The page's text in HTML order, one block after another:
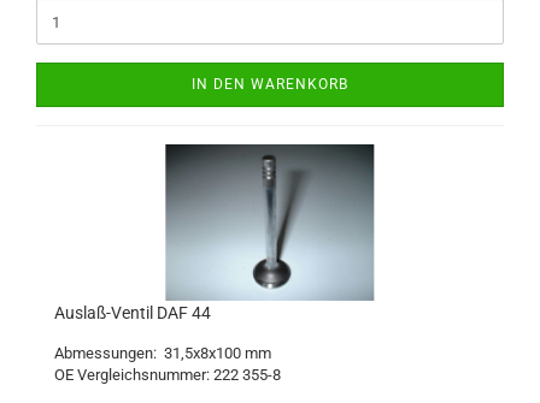
IN DEN WARENKORB
Auslaß-Ventil DAF 44
Abmessungen: 31,5x8x100 mm
OE Vergleichsnummer: 222 355-8